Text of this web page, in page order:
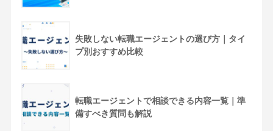
失敗しない転職エージェントの選び方｜タイ
プ別おすすめ比較
転職エージェントで相談できる内容一覧｜準
備すべき質問も解説